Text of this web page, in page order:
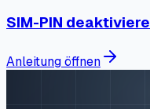
SIM-PIN
Anleitung öffnen